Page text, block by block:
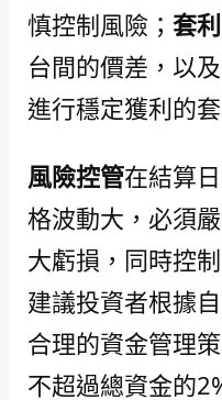
慎控制風險； 套
台間的價差，以
進行穩定獲利的
風險控管在結算
格波動大，必須
大虧損，同時控
建議投資者根據
合理的資金管理
不超過總資金的